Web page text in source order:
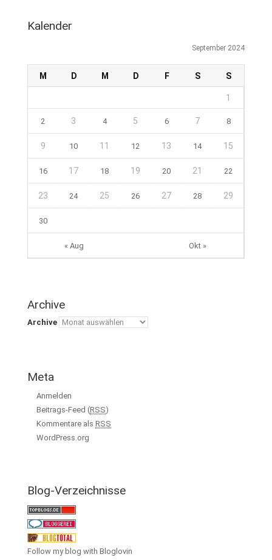
Kalender
September 2024
M D M D F S S
« Aug Okt »
1
2 3 4 5 6 7 8
9 10 11 12 13 14 15
16 17 18 19 20 21 22
23 24 25 26 27 28 29
30
Archive
Archive
Meta
Anmelden
Beitrags-Feed (RSS)
Kommentare als RSS
WordPress.org
Blog-Verzeichnisse
Follow my blog with Bloglovin